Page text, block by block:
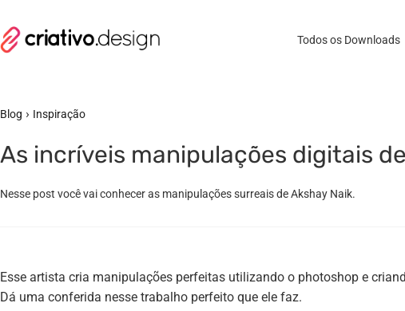
Todos os Downloads
Blog › Inspiração
As incríveis manipulações digitais
Nesse post você vai conhecer as manipulações surreais de Akshay Naik.
Esse artista cria manipulações perfeitas utilizando o photoshop e
Dá uma conferida nesse trabalho perfeito que ele faz.